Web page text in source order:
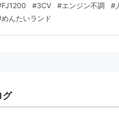
子を乗せました(#^.^#) うまーー
FJ1200 #3CV #エンジン不調 #
めんたいランド
グ